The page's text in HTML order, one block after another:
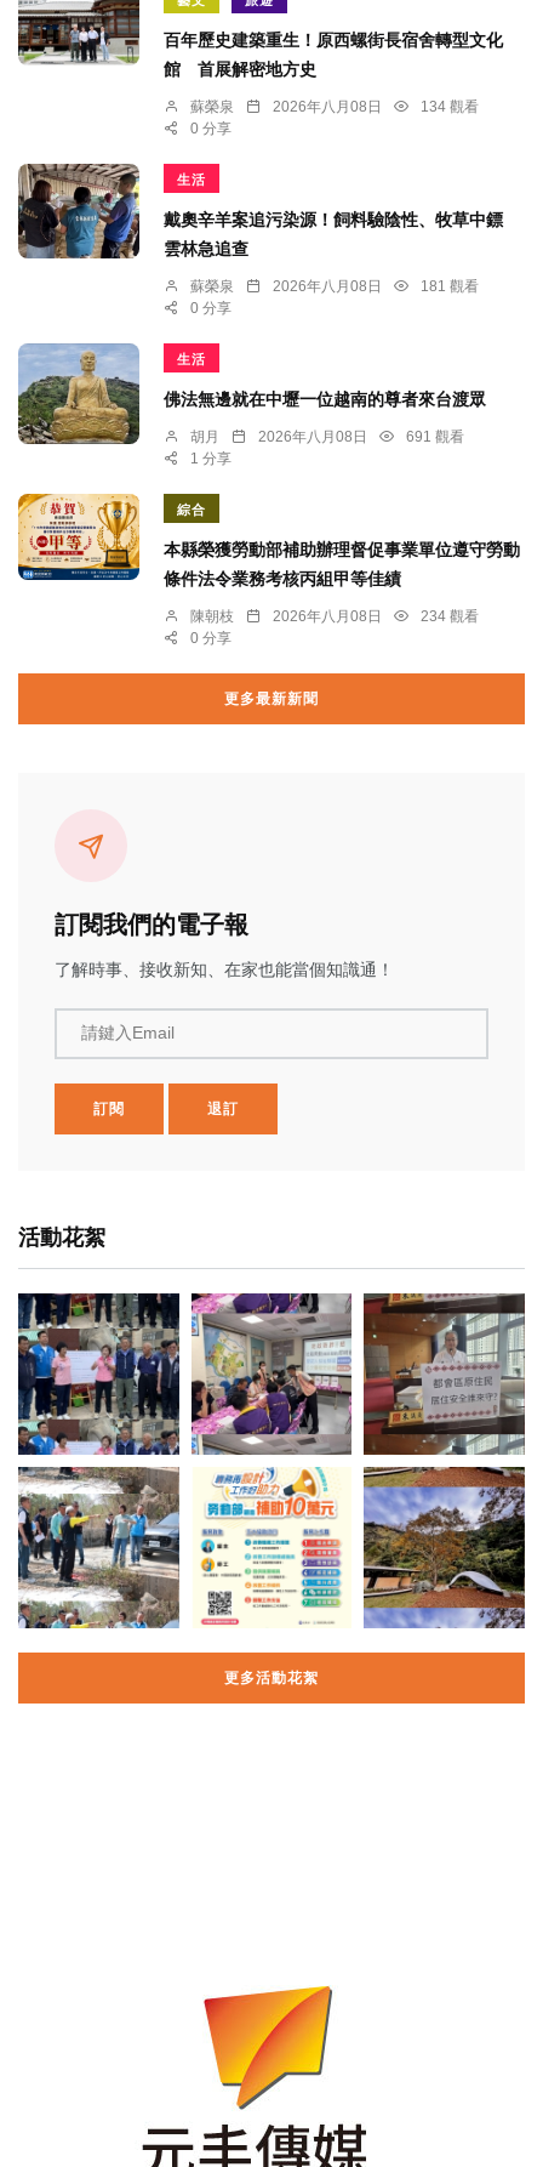
百年歷史建築重生！原西螺街長宿舍轉型文化
館 首展解密地方史
蘇榮泉 2026年八月08日
134 觀看
0 分享
生活
戴奧辛羊案追污染源！飼料驗陰性、牧草中鏢
雲林急追查
蘇榮泉 2026年八月08日
181 觀看
0 分享
生活
佛法無邊就在中壢一位越南的尊者來台渡眾
胡月 2026年八月08日
691 觀看
1 分享
綜合
本縣榮獲勞動部補助辦理督促事業單位遵守勞動
條件法令業務考核丙組甲等佳績
陳朝枝 2026年八月08日
234 觀看
0 分享
更多最新新聞
訂閱我們的電子報
了解時事、接收新知、在家也能當個知識通！
請鍵入Email
訂閱 退訂
活動花絮
更多活動花絮